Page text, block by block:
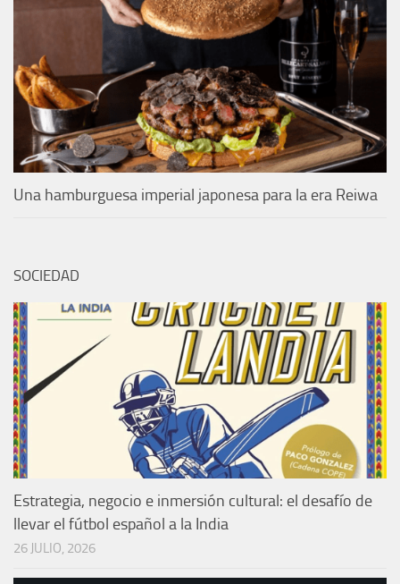
Una hamburguesa imperial japonesa para la era Reiwa
SOCIEDAD
Estrategia, negocio e inmersión cultural: el desafío de
llevar el fútbol español a la India
26 JULIO, 2026